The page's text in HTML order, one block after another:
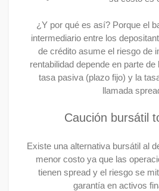
¿Y por qué es así? Porque el
intermediario entre los
de crédito asume el riesgo de
rentabilidad depende en parte de
tasa pasiva (plazo fijo) y la
llamada
Caución bursátil
Existe una alternativa bursátil al
menor costo ya que las
tienen spread y el riesgo se
garantía en activos